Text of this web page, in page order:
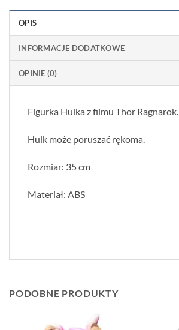
OPIS
INFORMACJE DODATKOWE
OPINIE (0)
Figurka Hulka z filmu Thor Ragnarok.
Hulk może poruszać rękoma.
Rozmiar: 35 cm
Materiał: ABS
PODOBNE PRODUKTY